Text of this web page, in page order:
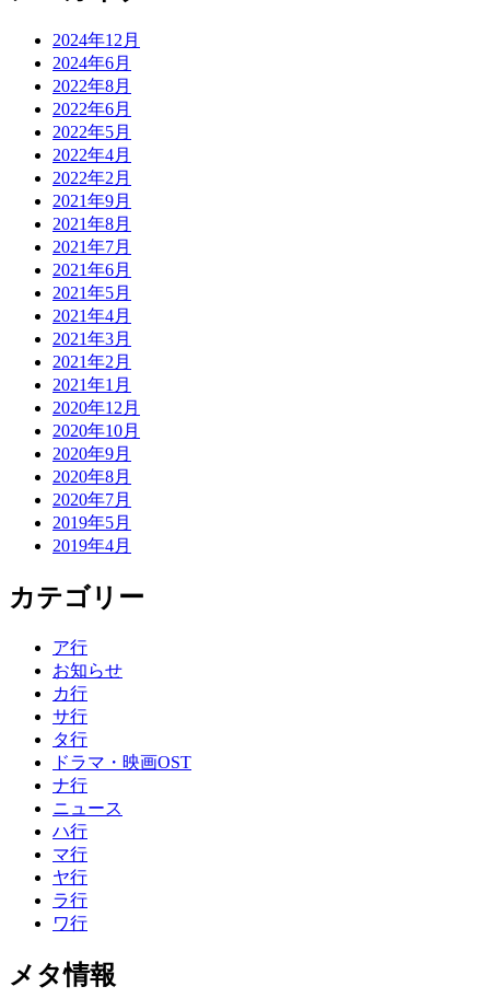
2024年12月
2024年6月
2022年8月
2022年6月
2022年5月
2022年4月
2022年2月
2021年9月
2021年8月
2021年7月
2021年6月
2021年5月
2021年4月
2021年3月
2021年2月
2021年1月
2020年12月
2020年10月
2020年9月
2020年8月
2020年7月
2019年5月
2019年4月
カテゴリー
ア行
お知らせ
カ行
サ行
タ行
ドラマ・映画OST
ナ行
ニュース
ハ行
マ行
ヤ行
ラ行
ワ行
メタ情報